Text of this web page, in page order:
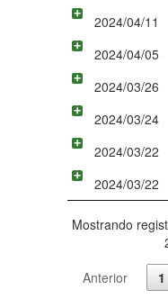
2024/04/11
2024/04/05
2024/03/26
2024/03/24
2024/03/22
2024/03/22
Mostrando
Anterior
1